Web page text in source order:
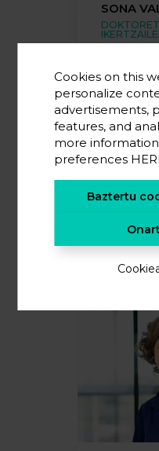
SONA
NAIARA
GARCIA
Cookies on this
personalize
advertisements,
features, and
more
preferences
Baztertu